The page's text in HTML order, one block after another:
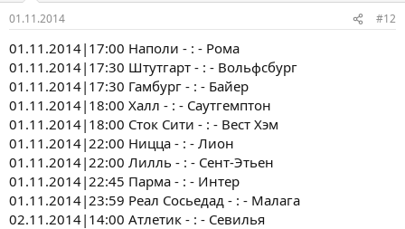
01.11.2014 #12
01.11.2014|17:00 Наполи - : - Рома
01.11.2014|17:30 Штутгарт - : - Вольфсбург
01.11.2014|17:30 Гамбург - : - Байер
01.11.2014|18:00 Халл - : - Саутгемптон
01.11.2014|18:00 Сток Сити - : - Вест Хэм
01.11.2014|22:00 Ницца - : - Лион
01.11.2014|22:00 Лилль - : - Сент-Этьен
01.11.2014|22:45 Парма - : - Интер
01.11.2014|23:59 Реал Сосьедад - : - Малага
02.11.2014|14:00 Атлетик - : - Севилья